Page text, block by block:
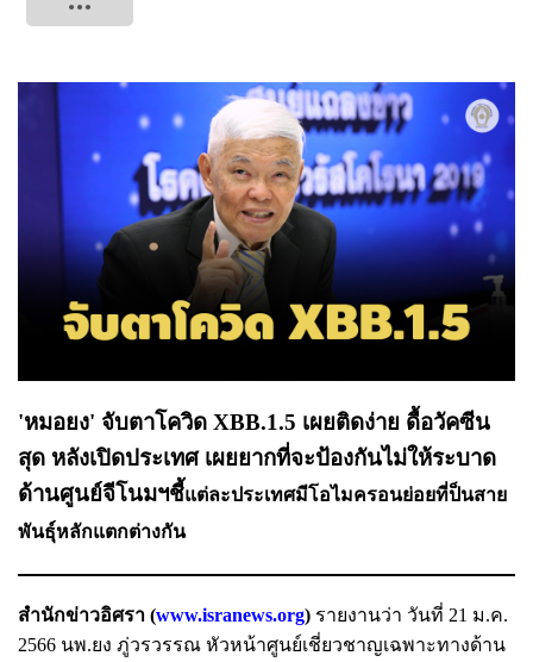
'หมอยง' จับตาโควิด XBB.1.5 เผยติดง่าย ดื้อวัคซีน
สุด หลังเปิดประเทศ เผยยากที่จะป้องกันไม่ให้ระบาด
ด้านศูนย์จีโนมฯชี้แต่ละประเทศมีโอไมครอนย่อยที่ป็นสาย
พันธุ์หลักแตกต่างกัน
สำนักข่าวอิศรา (www.isranews.org) รายงานว่า วันที่ 21 ม.ค.
2566 นพ.ยง ภู่วรวรรณ หัวหน้าศูนย์เชี่ยวชาญเฉพาะทางด้าน